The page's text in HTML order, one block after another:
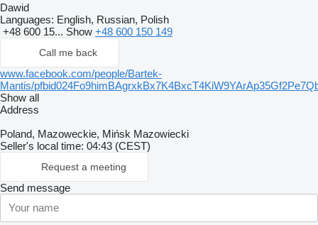
Dawid
Languages: English, Russian, Polish
+48 600 15... Show +48 600 150 149
Call me back
www.facebook.com/people/Bartek-
Mantis/
Show all
Address
Poland, Mazoweckie, Mińsk Mazowiecki
Seller's local time: 04:43 (CEST)
Request a meeting
Send message